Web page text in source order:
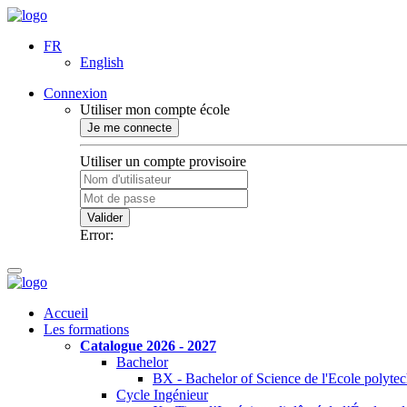
FR
English
Connexion
Utiliser mon compte école
Je me connecte
Utiliser un compte provisoire
Valider
Error:
Accueil
Les formations
Catalogue 2026 - 2027
Bachelor
BX - Bachelor of Science de l'Ecole
Cycle Ingénieur